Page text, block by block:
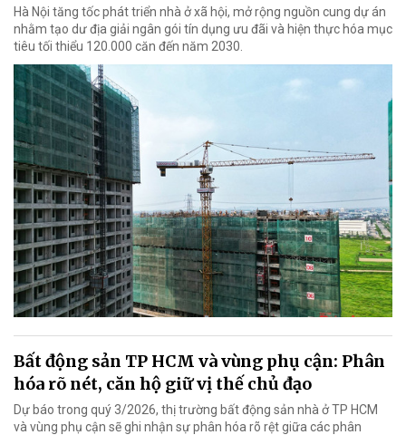
Hà Nội tăng tốc phát triển nhà ở xã hội, mở rộng nguồn cung dự án
nhằm tạo dư địa giải ngân gói tín dụng ưu đãi và hiện thực hóa mục
tiêu tối thiểu 120.000 căn đến năm 2030.
Bất động sản TP HCM và vùng phụ cận: Phân
hóa rõ nét, căn hộ giữ vị thế chủ đạo
Dự báo trong quý 3/2026, thị trường bất động sản nhà ở TP HCM
và vùng phụ cận sẽ ghi nhận sự phân hóa rõ rệt giữa các phân